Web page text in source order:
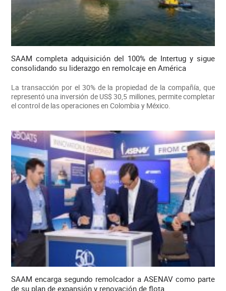
SAAM completa adquisición del 100% de Intertug y sigue
consolidando su liderazgo en remolcaje en América
La transacción por el 30% de la propiedad de la compañía, que
representó una inversión de US$ 30,5 millones, permite completar
el control de las operaciones en Colombia y México.
SAAM encarga segundo remolcador a ASENAV como parte
de su plan de expansión y renovación de flota